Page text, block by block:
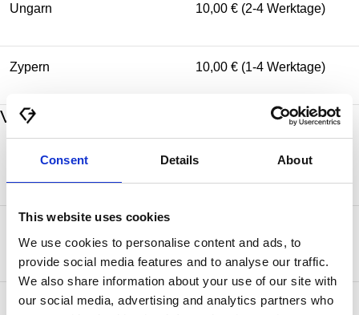
Consent Details About
This website uses cookies
We use cookies to personalise content and ads, to
provide social media features and to analyse our traffic.
We also share information about your use of our site with
our social media, advertising and analytics partners who
Ungarn 10,00 € (2-4 Werktage)
Zypern 10,00 € (1-4 Werktage)
Versandkosten und Lieferzeiten
Zielland Standardversand
Kanada
750,00 €
25,00 € (2-4 Werktage) kostenlos ab